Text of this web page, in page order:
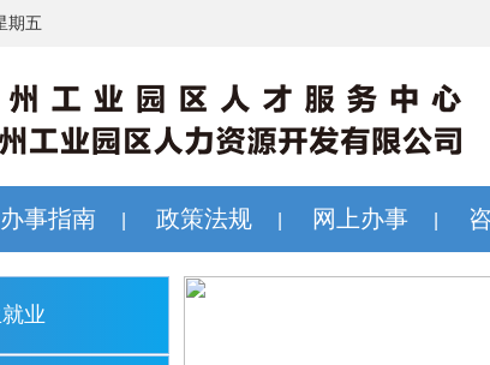
期五
办事指南 政策法规 网上办事
业